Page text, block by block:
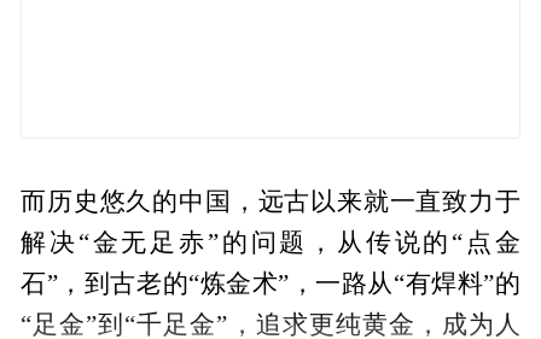
而历史悠久的中国，远古以来就一直致力于
解决“金无足赤”的问题，从传说的“点金
石”，到古老的“炼金术”，一路从“有焊料”的
“足金”到“千足金”，追求更纯黄金，成为人